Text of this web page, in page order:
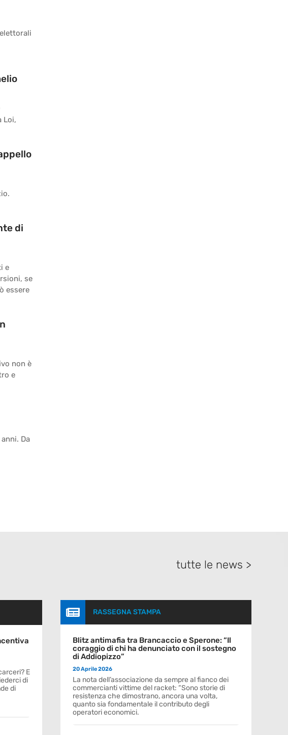
Loi,
di
e
se
essere
non è
e
Da
tutte le news >
E
di
di
 RASSEGNA STAMPA
Blitz antimafia tra Brancaccio e Sperone: “Il
coraggio di chi ha denunciato con il sostegno
di Addiopizzo”
20 Aprile 2026
La nota dell’associazione da sempre al fianco dei
commercianti vittime del racket: “Sono storie di
resistenza che dimostrano, ancora una volta,
quanto sia fondamentale il contributo degli
operatori economici.